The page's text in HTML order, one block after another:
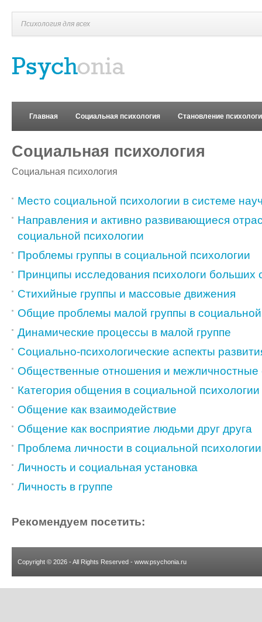
Психология для всех
Главная Социальная психология Становление
Социальная психология
Социальная психология
Место социальной психологии в системе
Направления и активно развивающиеся
социальной психологии
Проблемы группы в социальной психологии
Принципы исследования психологи больших
Стихийные группы и массовые движения
Общие проблемы малой группы в социальной
Динамические процессы в малой группе
Социально-психологические аспекты
Общественные отношения и межличностные
Категория общения в социальной психологии
Общение как взаимодействие
Общение как восприятие людьми друг друга
Проблема личности в социальной психологии
Личность и социальная установка
Личность в группе
Рекомендуем посетить:
Copyright © 2026 - All Rights Reserved - www.psychonia.ru